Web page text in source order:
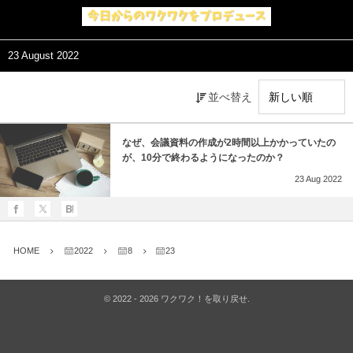
23 August 2022
並べ替え
なぜ、会議資料の作成が2時間以上かかっていたの
が、10分で終わるようになったのか？
23Aug 2022
HOME 2022 8 23
© 2022 - 2026 ワクワク！を取り戻せ.